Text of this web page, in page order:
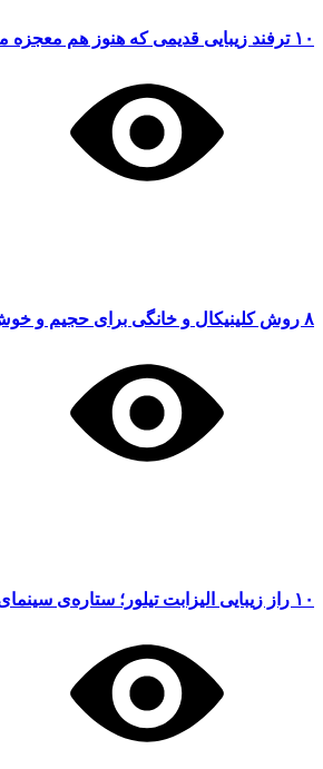
۱۰ ترفند زیبایی قدیمی که هنوز هم معجزه می‌کنند
۸ روش کلینیکال و خانگی برای حجیم و خوش‌فرم شدن لب‌ها
۱۰ راز زیبایی الیزابت تیلور؛ ستاره‌ی سینمای کلاسیک